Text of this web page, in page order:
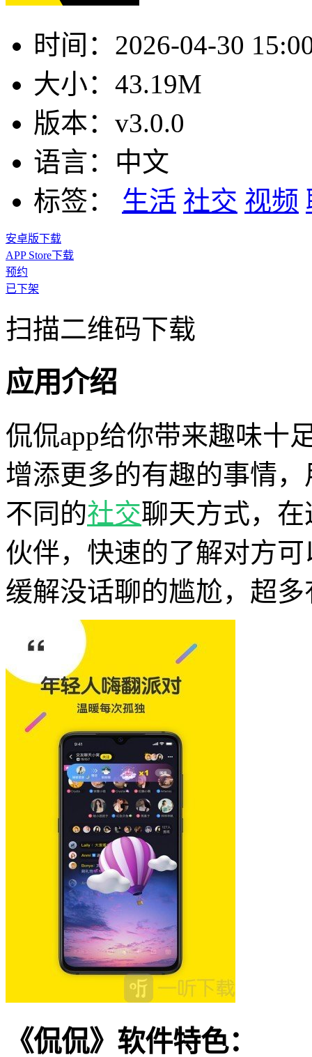
时间： 2026-04-30
大小： 43.19M
版本： v3.0.0
语言： 中文
标签：
生活 社交 视频
安卓版下载
APP Store下载
预约
已下架
扫描二维码下载
应用介绍
侃侃app给你带来趣味十
增添更多的有趣的事情
不同的社交聊天方式，
伙伴，快速的了解对方
缓解没话聊的尴尬，超
《侃侃》软件特色：